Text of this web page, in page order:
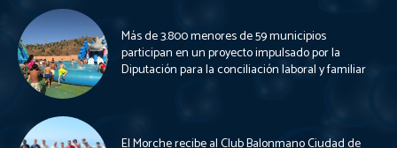
Más de 3.800 menores de 59 municipios
participan en un proyecto impulsado por la
Diputación para la conciliación laboral y familiar